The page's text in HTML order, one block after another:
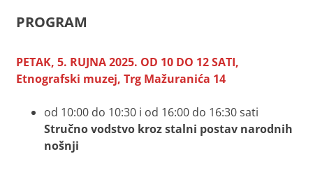
PROGRAM
PETAK, 5. RUJNA 2025. OD 10 DO 12 SATI,
Etnografski muzej, Trg Mažuranića 14
od 10:00 do 10:30 i od 16:00 do 16:30 sati
Stručno vodstvo kroz stalni postav narodnih
nošnji